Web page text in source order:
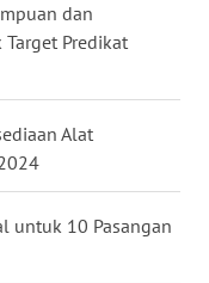
dan
Predikat
Alat
untuk 10 Pasangan